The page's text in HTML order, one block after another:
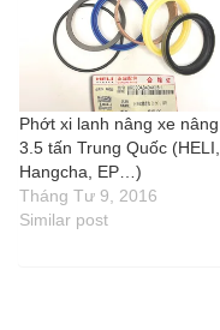
Phớt xi lanh nâng xe nâng
3.5 tấn Trung Quốc (HELI,
Hangcha, EP…)
Tháng Tư 9, 2016
Similar post